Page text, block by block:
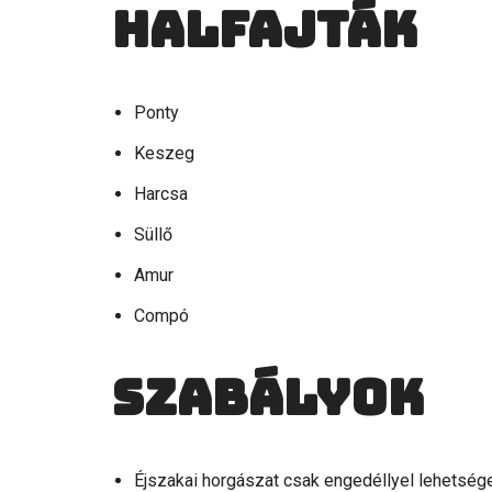
Halfajták
Ponty
Keszeg
Harcsa
Süllő
Amur
Compó
Szabályok
Éjszakai horgászat csak engedéllyel